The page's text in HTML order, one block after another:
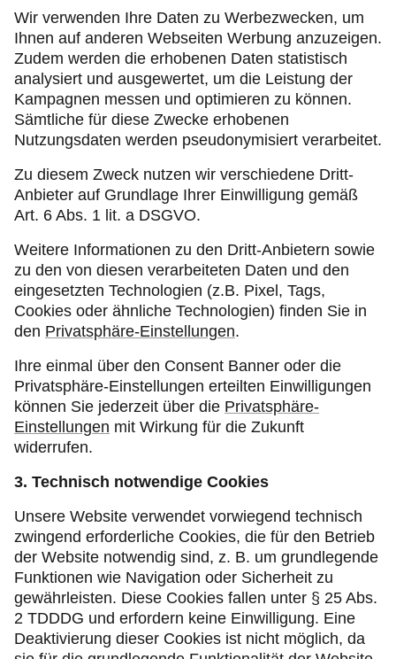
Wir verwenden Ihre Daten zu Werbezwecken, um
Ihnen auf anderen Webseiten Werbung anzuzeigen.
Zudem werden die erhobenen Daten statistisch
analysiert und ausgewertet, um die Leistung der
Kampagnen messen und optimieren zu können.
Sämtliche für diese Zwecke erhobenen
Nutzungsdaten werden pseudonymisiert verarbeitet.
Zu diesem Zweck nutzen wir verschiedene Dritt-
Anbieter auf Grundlage Ihrer Einwilligung gemäß
Art. 6 Abs. 1 lit. a DSGVO.
Weitere Informationen zu den Dritt-Anbietern sowie
zu den von diesen verarbeiteten Daten und den
eingesetzten Technologien (z.B. Pixel, Tags,
Cookies oder ähnliche Technologien) finden Sie in
den Privatsphäre-Einstellungen.
Ihre einmal über den Consent Banner oder die
Privatsphäre-Einstellungen erteilten Einwilligungen
können Sie jederzeit über die Privatsphäre-
Einstellungen mit Wirkung für die Zukunft
widerrufen.
3. Technisch notwendige Cookies
Unsere Website verwendet vorwiegend technisch
zwingend erforderliche Cookies, die für den Betrieb
der Website notwendig sind, z. B. um grundlegende
Funktionen wie Navigation oder Sicherheit zu
gewährleisten. Diese Cookies fallen unter § 25 Abs.
2 TDDDG und erfordern keine Einwilligung. Eine
Deaktivierung dieser Cookies ist nicht möglich, da